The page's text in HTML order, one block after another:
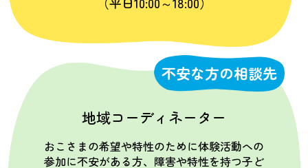
不安な方の相談先
地域コーディネーター
おこさまの希望や特性のために体験活動への
参加に不安がある方、障害や特性を持つ子ど